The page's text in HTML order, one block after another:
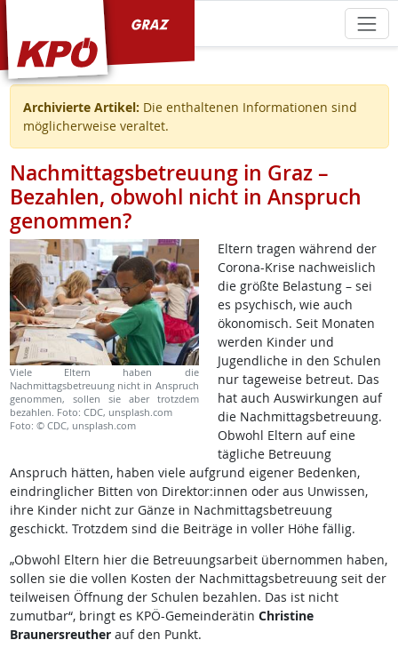
Archivierte Artikel: Die enthaltenen Informationen sind
möglicherweise veraltet.
Nachmittagsbetreuung in Graz –
Bezahlen, obwohl nicht in Anspruch
genommen?
Viele Eltern haben die
Nachmittagsbetreuung nicht in Anspruch
genommen, sollen sie aber trotzdem
bezahlen. Foto: CDC, unsplash.com
Foto: © CDC, unsplash.com
Eltern tragen während der
Corona-Krise nachweislich
die größte Belastung – sei
es psychisch, wie auch
ökonomisch. Seit Monaten
werden Kinder und
Jugendliche in den Schulen
nur tageweise betreut. Das
hat auch Auswirkungen auf
die Nachmittagsbetreuung.
Obwohl Eltern auf eine
tägliche Betreuung
Anspruch hätten, haben viele aufgrund eigener Bedenken,
eindringlicher Bitten von Direktor:innen oder aus Unwissen,
ihre Kinder nicht zur Gänze in Nachmittagsbetreuung
geschickt. Trotzdem sind die Beiträge in voller Höhe fällig.
„Obwohl Eltern hier die Betreuungsarbeit übernommen haben,
sollen sie die vollen Kosten der Nachmittagsbetreuung seit der
teilweisen Öffnung der Schulen bezahlen. Das ist nicht
zumutbar“, bringt es KPÖ-Gemeinderätin Christine
Braunersreutherauf den Punkt.